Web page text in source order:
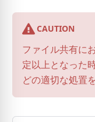
CAUTION
ファイル共有に
定以上となった
どの適切な処置